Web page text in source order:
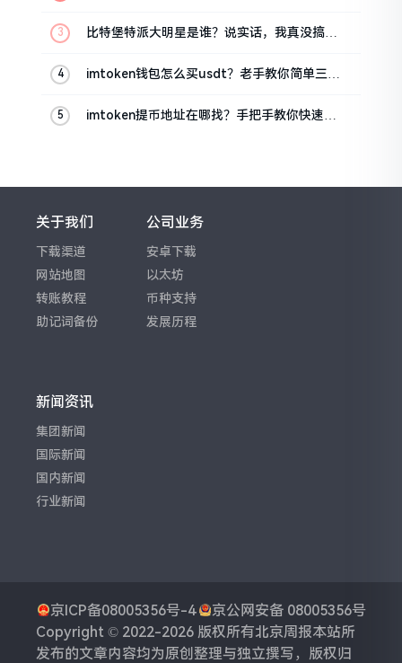
比特堡特派大明星是谁？说实话，我真没搞明
imtoken钱包怎么买usdt？老手教你简单三步
imtoken提币地址在哪找？手把手教你快速查
关于我们
下载渠道
网站地图
转账教程
助记词备份
公司业务
安卓下载
以太坊
币种支持
发展历程
新闻资讯
集团新闻
国际新闻
国内新闻
行业新闻
京ICP备08005356号-4
京公网安备 08005356号
Copyright © 2022-2026 版权所有北京周报本站所
发布的文章内容均为原创整理与独立撰写，版权归